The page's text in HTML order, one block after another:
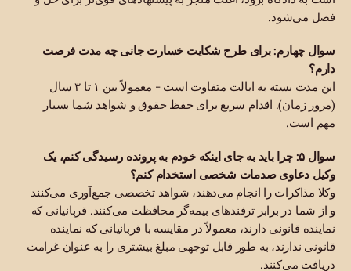
فصل می‌شود.
سوال چهارم: برای طرح شکایت خسارت جانی چه مدت فرصت
دارم؟
این مدت بسته به ایالت متفاوت است - معمولاً بین ۱ تا ۳ سال
(مرور زمان). اقدام سریع برای حفظ حقوق و شواهد شما بسیار
مهم است.
سوال ۵: چرا باید به جای اینکه خودم به پرونده رسیدگی کنم، یک
وکیل دعاوی صدمات شخصی استخدام کنم؟
وکلا مذاکرات را انجام می‌دهند، شواهد تخصصی جمع‌آوری می‌کنند
و از شما در برابر ترفندهای بیمه‌گر محافظت می‌کنند. قربانیانی که
نماینده قانونی دارند، معمولاً در مقایسه با قربانیانی که نماینده
قانونی ندارند، به طور قابل توجهی مبلغ بیشتری را به عنوان غرامت
دریافت می‌کنند.